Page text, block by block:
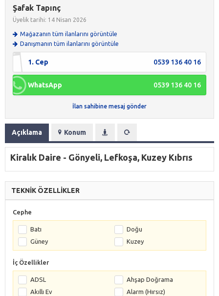
Şafak Tapınç
Üyelik tarihi: 14 Nisan 2026
Mağazanın tüm ilanlarını görüntüle
Danışmanın tüm ilanlarını görüntüle
1. Cep 0539 136 40 16
WhatsApp 0539 136 40 16
İlan sahibine mesaj gönder
Açıklama Konum
Kiralık Daire - Gönyeli, Lefkoşa, Kuzey Kıbrıs
TEKNİK ÖZELLİKLER
Cephe
Batı
Doğu
Güney
Kuzey
İç Özellikler
ADSL
Ahşap Doğrama
Akıllı Ev
Alarm (Hırsız)